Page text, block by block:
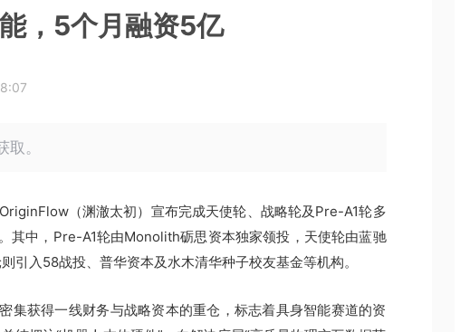
，5个月融资5亿
。
（渊澈太初）宣布完成天使轮、战略轮及Pre-A1轮多
其中，Pre-A1轮由Monolith砺思资本独家领投，天使轮由蓝驰
引入58战投、普华资本及水木清华种子校友基金等机构。
集获得一线财务与战略资本的重仓，标志着具身智能赛道的资